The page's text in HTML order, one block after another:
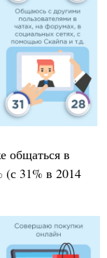
общаться в
(с 31% в 2014